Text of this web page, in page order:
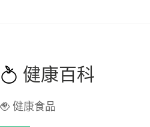
健康百科
健康食品